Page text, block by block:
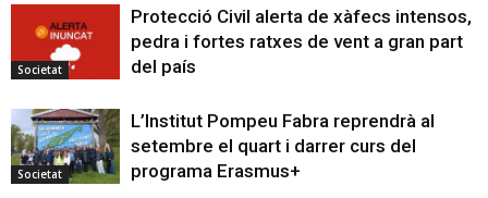
Societat
Protecció Civil alerta de xàfecs intensos,
pedra i fortes ratxes de vent a gran part
del país
Societat
L’Institut Pompeu Fabra reprendrà al
setembre el quart i darrer curs del
programa Erasmus+